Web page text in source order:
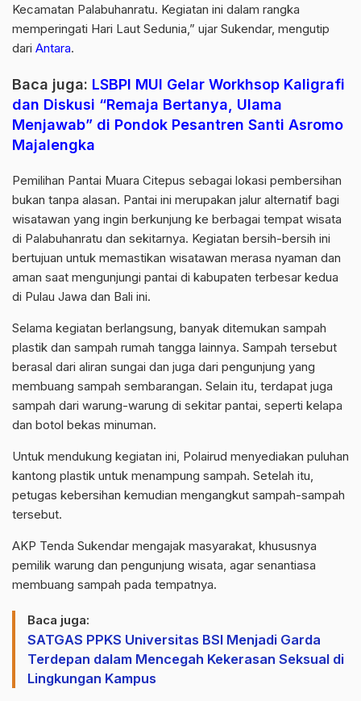
Kecamatan Palabuhanratu. Kegiatan ini dalam rangka
memperingati Hari Laut Sedunia,” ujar Sukendar, mengutip
dari Antara.
Baca juga: LSBPI MUI Gelar Workhsop Kaligrafi
dan Diskusi “Remaja Bertanya, Ulama
Menjawab” di Pondok Pesantren Santi Asromo
Majalengka
Pemilihan Pantai Muara Citepus sebagai lokasi pembersihan
bukan tanpa alasan. Pantai ini merupakan jalur alternatif bagi
wisatawan yang ingin berkunjung ke berbagai tempat wisata
di Palabuhanratu dan sekitarnya. Kegiatan bersih-bersih ini
bertujuan untuk memastikan wisatawan merasa nyaman dan
aman saat mengunjungi pantai di kabupaten terbesar kedua
di Pulau Jawa dan Bali ini.
Selama kegiatan berlangsung, banyak ditemukan sampah
plastik dan sampah rumah tangga lainnya. Sampah tersebut
berasal dari aliran sungai dan juga dari pengunjung yang
membuang sampah sembarangan. Selain itu, terdapat juga
sampah dari warung-warung di sekitar pantai, seperti kelapa
dan botol bekas minuman.
Untuk mendukung kegiatan ini, Polairud menyediakan puluhan
kantong plastik untuk menampung sampah. Setelah itu,
petugas kebersihan kemudian mengangkut sampah-sampah
tersebut.
AKP Tenda Sukendar mengajak masyarakat, khususnya
pemilik warung dan pengunjung wisata, agar senantiasa
membuang sampah pada tempatnya.
Baca juga:
SATGAS PPKS Universitas BSI Menjadi Garda
Terdepan dalam Mencegah Kekerasan Seksual di
Lingkungan Kampus